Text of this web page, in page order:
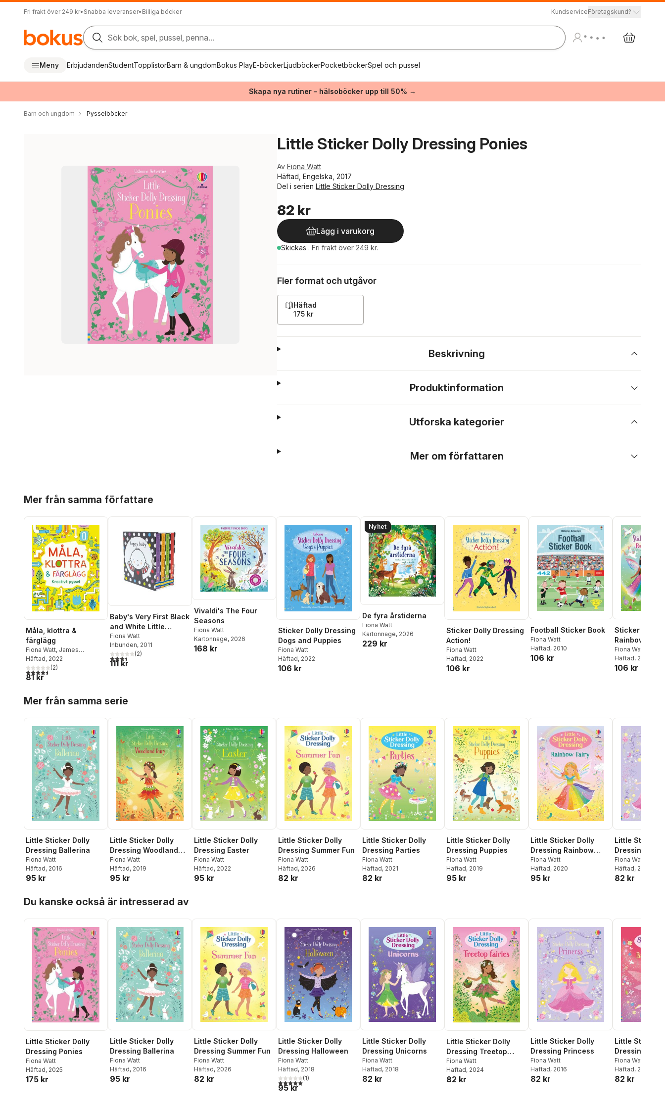
Fri frakt över 249 kr• Snabba leveranser• Billiga böcker KundserviceFöretagskund?
Sök bok, spel, pussel, penna...
Meny ErbjudandenStudentTopplistorBarn & ungdomBokus PlayE-böckerLjudböckerPocketböckerSpel och pussel
Skapa nya rutiner – hälsoböcker upp till 50% →
Barn och ungdom Pysselböcker
Little Sticker Dolly Dressing Ponies
Av Fiona Watt
Häftad, Engelska, 2017
Del i serien Little Sticker Dolly Dressing
82 kr
Lägg i varukorg
Skickas . Fri frakt över 249 kr.
Fler format och utgåvor
Häftad
175 kr
Beskrivning
Produktinformation
Utforska kategorier
Mer om författaren
Mer från samma författare
Måla, klottra &
färglägg
Fiona Watt, James
Maclaine
Häftad, 2022
4,5utav 5 stjärnor. Totalt antal röster:
(2)
81 kr
Baby's Very First Black
and White Little
Library
Fiona Watt
Inbunden, 2011
3,5utav 5 stjärnor. Totalt antal röster:
(2)
111 kr
Vivaldi's The Four
Seasons
Fiona Watt
Kartonnage, 2026
168 kr
Sticker Dolly Dressing
Dogs and Puppies
Fiona Watt
Häftad, 2022
106 kr
Nyhet
De fyra årstiderna
Fiona Watt
Kartonnage, 2026
229 kr
Sticker Dolly Dressing
Action!
Fiona Watt
Häftad, 2022
106 kr
Football Sticker Book
Fiona Watt
Häftad, 2010
106 kr
Sticker Dolly
Rainbow
Fiona Watt
Häftad, 2023
106 kr
Mer från samma serie
Little Sticker Dolly
Dressing Ballerina
Fiona Watt
Häftad, 2016
95 kr
Little Sticker Dolly
Dressing Woodland
Fairy
Fiona Watt
Häftad, 2019
95 kr
Little Sticker Dolly
Dressing Easter
Fiona Watt
Häftad, 2022
95 kr
Little Sticker Dolly
Dressing Summer Fun
Fiona Watt
Häftad, 2026
82 kr
Little Sticker Dolly
Dressing Parties
Fiona Watt
Häftad, 2021
82 kr
Little Sticker Dolly
Dressing Puppies
Fiona Watt
Häftad, 2019
95 kr
Little Sticker Dolly
Dressing Rainbow
Fairy
Fiona Watt
Häftad, 2020
95 kr
Little Sticker
Dressing
Fiona Watt
Häftad, 2016
82 kr
Du kanske också är intresserad av
Little Sticker Dolly
Dressing Ponies
Fiona Watt
Häftad, 2025
175 kr
Little Sticker Dolly
Dressing Ballerina
Fiona Watt
Häftad, 2016
95 kr
Little Sticker Dolly
Dressing Summer Fun
Fiona Watt
Häftad, 2026
82 kr
Little Sticker Dolly
Dressing Halloween
Fiona Watt
Häftad, 2018
5,0utav 5 stjärnor. Totalt antal röster:
(1)
95 kr
Little Sticker Dolly
Dressing Unicorns
Fiona Watt
Häftad, 2018
82 kr
Little Sticker Dolly
Dressing Treetop
Fairies
Fiona Watt
Häftad, 2024
82 kr
Little Sticker Dolly
Dressing Princess
Fiona Watt
Häftad, 2016
82 kr
Little Sticker
Dressing
Fiona Watt
Häftad, 2025
82 kr